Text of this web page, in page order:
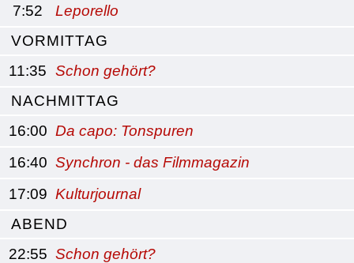
7:52
Leporello
VORMITTAG
11:35 Schon gehört?
NACHMITTAG
16:00 Da capo: Tonspuren
16:40 Synchron - das Filmmagazin
17:09 Kulturjournal
ABEND
22:55 Schon gehört?